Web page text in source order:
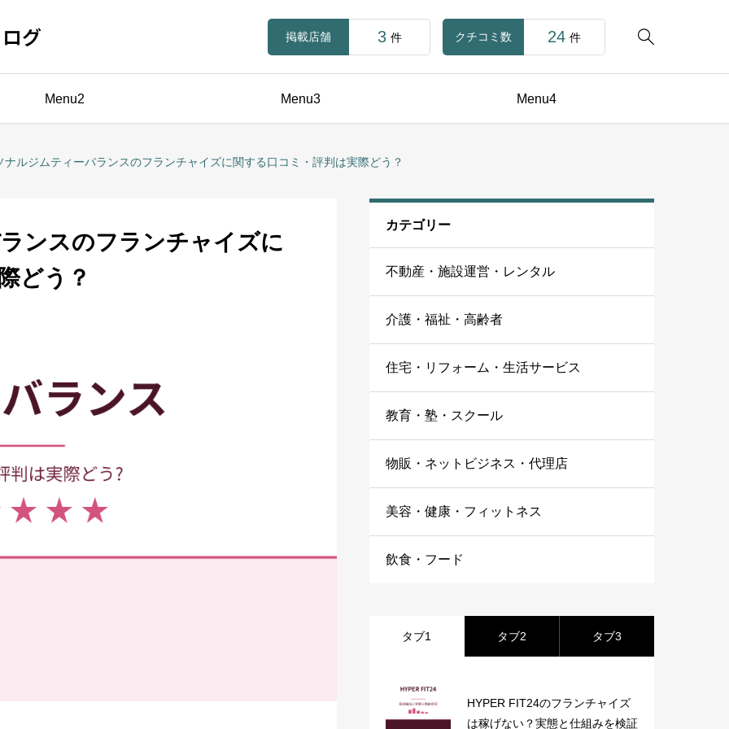
グ 
掲載店舗 3 件 クチコミ数 24 件
Menu2 Menu3 Menu4
ナルジムティーバランスのフランチャイズに関する口コミ・評判は実際どう？
ンスのフランチャイズに
どう？
カテゴリー
不動産・施設運営・レンタル
介護・福祉・高齢者
住宅・リフォーム・生活サービス
教育・塾・スクール
物販・ネットビジネス・代理店
美容・健康・フィットネス
飲食・フード
タブ1 タブ2 タブ3
HYPER FIT24のフランチャイズ
は稼げない？実態と仕組みを検証